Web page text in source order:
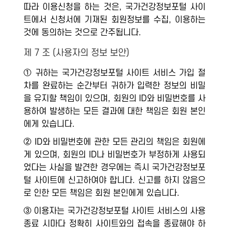
따라 이용신청을 하는 것은, 국가건강정보포털 사이
트에서 신청서에 기재된 회원정보를 수집, 이용하는
것에 동의하는 것으로 간주됩니다.
제 7 조 (사용자의 정보 보안)
① 귀하는 국가건강정보포털 사이트 서비스 가입 절
차를 완료하는 순간부터 귀하가 입력한 정보의 비밀
을 유지할 책임이 있으며, 회원의 ID와 비밀번호를 사
용하여 발생하는 모든 결과에 대한 책임은 회원 본인
에게 있습니다.
② ID와 비밀번호에 관한 모든 관리의 책임은 회원에
게 있으며, 회원의 ID나 비밀번호가 부정하게 사용되
었다는 사실을 발견한 경우에는 즉시 국가건강정보포
털 사이트에 신고하여야 합니다. 신고를 하지 않음으
로 인한 모든 책임은 회원 본인에게 있습니다.
③ 이용자는 국가건강정보포털 사이트 서비스의 사용
종료 시마다 정확히 사이트와의 접속을 종료해야 하